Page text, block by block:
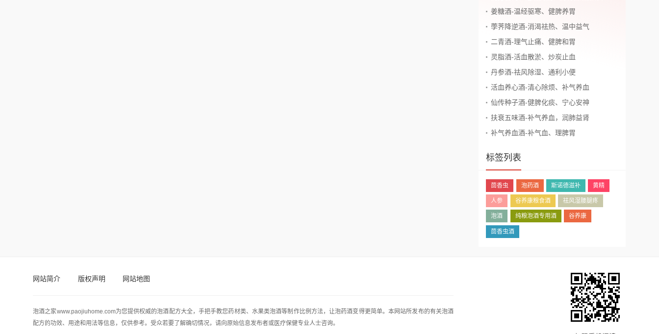
姜糖酒-温经驱寒、健脾养胃
荸荠降逆酒-消渴祛热、温中益气
二青酒-理气止痛、健脾和胃
灵脂酒-活血散淤、炒炭止血
丹参酒-祛风除湿、通利小便
活血养心酒-清心除烦、补气养血
仙传种子酒-健脾化痰、宁心安神
扶衰五味酒-补气养血，润肺益肾
补气养血酒-补气血、理脾胃
标签列表
茴香虫 泡药酒 斯诺德滋补 黄精
人参 谷养康粮食酒 祛风湿腰腿疼
泡酒 纯粮泡酒专用酒 谷养康
茴香虫酒
网站简介 版权声明 网站地图
泡酒之家www.paojiuhome.com为您提供权威的泡酒配方大全，手把手教您药材类、水果类泡酒等制作比例方法，让泡药酒变得更简单。本网站所发布的有关泡酒
配方的功效、用途和用法等信息，仅供参考。受众若要了解确切情况，请向原始信息发布者或医疗保健专业人士咨询。